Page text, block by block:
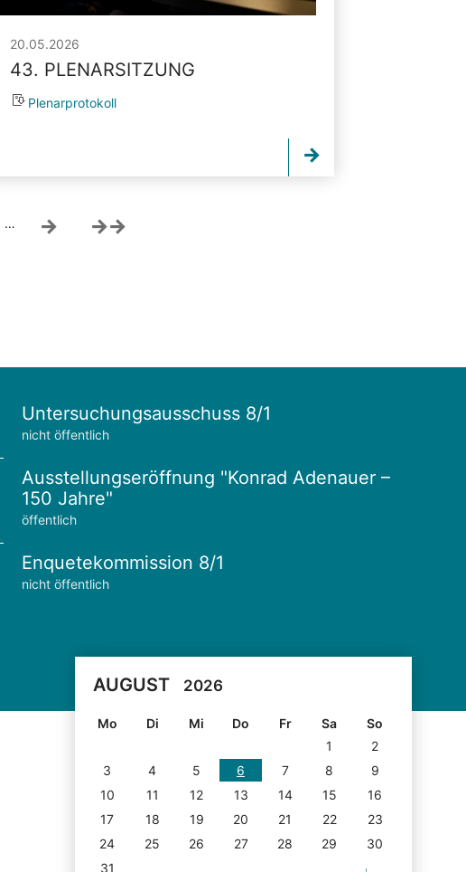
20.05.2026
43. PLENARSITZUNG
Plenarprotokoll
…
Untersuchungsausschuss 8/1
nicht öffentlich
Ausstellungseröffnung "Konrad Adenauer –
150 Jahre"
öffentlich
Enquetekommission 8/1
nicht öffentlich
AUGUST 2026
Mo Di Mi Do Fr Sa
So
1
2
3
4 5 6 7 8
9
10
11 12 13 14 15
16
17
18 19 20 21 22
23
24
25 26 27 28 29
30
31